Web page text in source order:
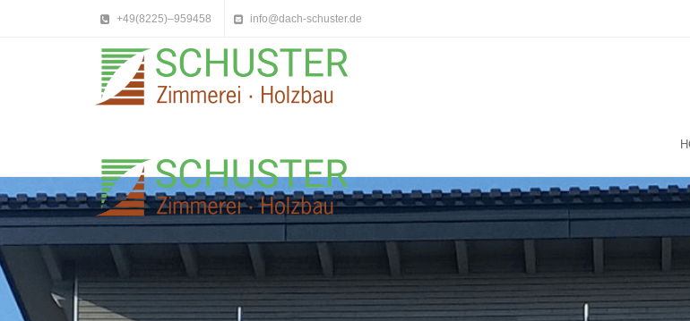
+49(8225)–959458 info@dach-schuster.de
Holzhaus